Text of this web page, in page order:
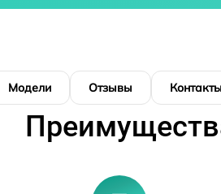
Модели Отзывы Контакты